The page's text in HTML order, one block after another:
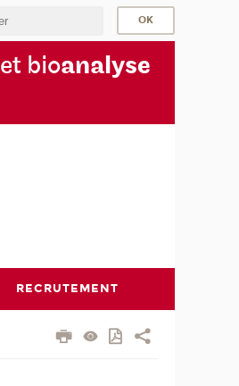
et bioanalyse
RECRUTEMENT